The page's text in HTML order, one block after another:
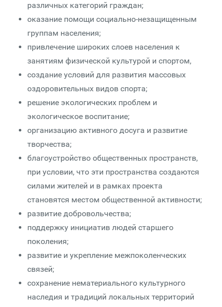
различных категорий граждан;
оказание помощи социально-незащищенным
группам населения;
привлечение широких слоев населения к
занятиям физической культурой и спортом,
создание условий для развития массовых
оздоровительных видов спорта;
решение экологических проблем и
экологическое воспитание;
организацию активного досуга и развитие
творчества;
благоустройство общественных пространств,
при условии, что эти пространства создаются
силами жителей и в рамках проекта
становятся местом общественной активности;
развитие добровольчества;
поддержку инициатив людей старшего
поколения;
развитие и укрепление межпоколенческих
связей;
сохранение нематериального культурного
наследия и традиций локальных территорий